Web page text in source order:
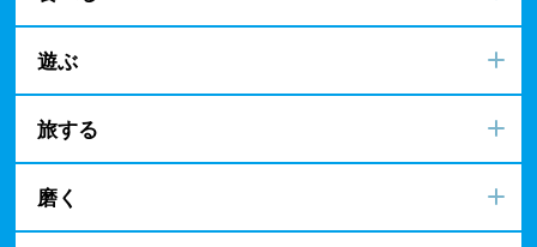
遊ぶ
旅する
磨く